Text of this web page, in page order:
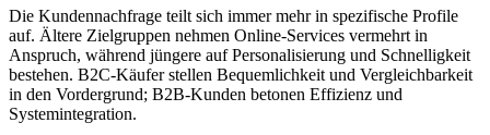
Die Kundennachfrage teilt sich immer mehr in spezifische Profile
auf. Ältere Zielgruppen nehmen Online‑Services vermehrt in
Anspruch, während jüngere auf Personalisierung und Schnelligkeit
bestehen. B2C‑Käufer stellen Bequemlichkeit und Vergleichbarkeit
in den Vordergrund; B2B‑Kunden betonen Effizienz und
Systemintegration.